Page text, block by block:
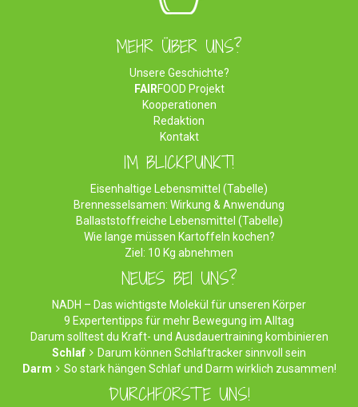
MEHR ÜBER UNS?
Unsere Geschichte?
FAIRFOOD Projekt
Kooperationen
Redaktion
Kontakt
IM BLICKPUNKT!
Eisenhaltige Lebensmittel (Tabelle)
Brennesselsamen: Wirkung & Anwendung
Ballaststoffreiche Lebensmittel (Tabelle)
Wie lange müssen Kartoffeln kochen?
Ziel: 10 Kg abnehmen
NEUES BEI UNS?
NADH – Das wichtigste Molekül für unseren Körper
9 Expertentipps für mehr Bewegung im Alltag
Darum solltest du Kraft- und Ausdauertraining kombinieren
Schlaf
Darum können Schlaftracker sinnvoll sein
Darm
So stark hängen Schlaf und Darm wirklich zusammen!
DURCHFORSTE UNS!